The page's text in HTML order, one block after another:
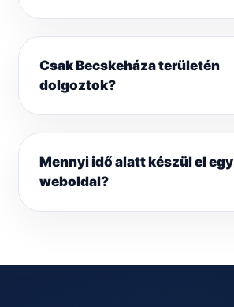
Csak Becskeháza területén
dolgoztok?
Mennyi idő alatt készül el egy
weboldal?